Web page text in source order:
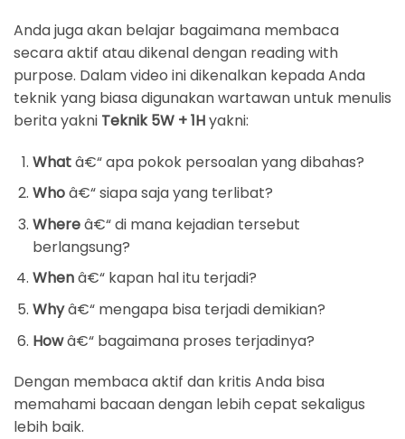
Anda juga akan belajar bagaimana membaca
secara aktif atau dikenal dengan reading with
purpose. Dalam video ini dikenalkan kepada Anda
teknik yang biasa digunakan wartawan untuk menulis
berita yakni Teknik 5W + 1Hyakni:
Whatâ€“ apa pokok persoalan yang dibahas?
Whoâ€“ siapa saja yang terlibat?
Whereâ€“ di mana kejadian tersebut
berlangsung?
Whenâ€“ kapan hal itu terjadi?
Whyâ€“ mengapa bisa terjadi demikian?
Howâ€“ bagaimana proses terjadinya?
Dengan membaca aktif dan kritis Anda bisa
memahami bacaan dengan lebih cepat sekaligus
lebih baik.